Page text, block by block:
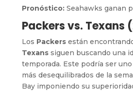
Pronóstico:Seahawks ganan
Packers vs. Texans
Los Packersestán
Texanssiguen buscando una
temporada. Este podría ser
más desequilibrados de la
Bay imponiendo su